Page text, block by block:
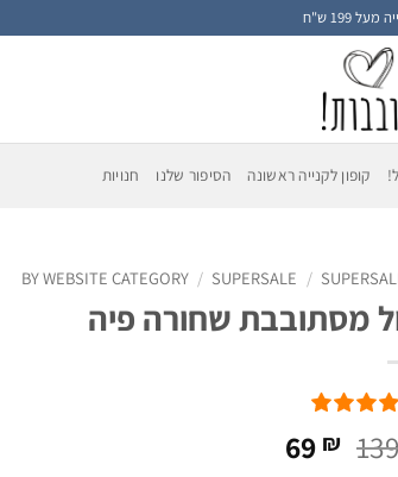
199 ש"ח
קופון לקנייה ראשונה הסיפור שלנו חנויות
BY WEBSITE CATEGORY / SUPERSALE /
מסתובבת שחורה פיה
המחיר
69 ₪ המחיר